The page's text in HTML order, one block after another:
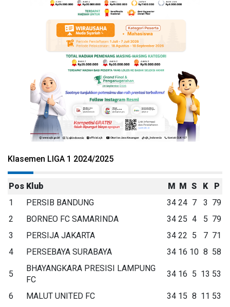
Klasemen LIGA 1 2024/2025
Pos Klub M M S K
P
1
PERSIB BANDUNG 34 24 7 3 79
2
BORNEO FC SAMARINDA 34 25 4 5 79
3
PERSIJA JAKARTA 34 22 5 7 71
4
PERSEBAYA SURABAYA 34 16 10 8 58
5
BHAYANGKARA PRESISI LAMPUNG
FC
34 16 5 13 53
6 MALUT UNITED FC 34 15 8 11 53